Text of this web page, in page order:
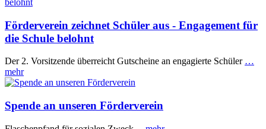
Förderverein zeichnet Schüler aus - Engagement für
die Schule belohnt
Der 2. Vorsitzende überreicht Gutscheine an engagierte Schüler …
mehr
Spende an unseren Förderverein